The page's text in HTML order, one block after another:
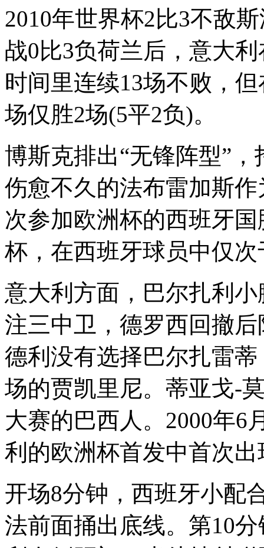
2010年世界杯2比3不敌
战0比3负荷兰后，意大
时间里连续13场不败，
场仅胜2场(5平2负)。
博斯克排出“无锋阵型”
伤愈不久的法布雷加斯
次参加欧洲杯的西班牙
杯，在西班牙球员中仅
意大利方面，巴尔扎利
注三中卫，德罗西回撤
德利没有选择巴尔扎雷
场的贾凯里尼。蒂亚戈-
大赛的巴西人。2000年6
利的欧洲杯首发中首次
开场8分钟，西班牙小配
法前面捅出底线。第10